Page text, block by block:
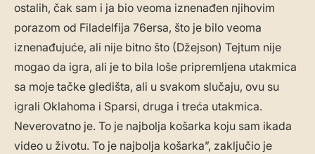
ostalih, čak sam i ja bio veoma iznenađen njihovim
porazom od Filadelfija 76ersa, što je bilo veoma
iznenađujuće, ali nije bitno što (Džejson) Tejtum nije
mogao da igra, ali je to bila loše pripremljena utakmica
sa moje tačke gledišta, ali u svakom slučaju, ovu su
igrali Oklahoma i Sparsi, druga i treća utakmica.
Neverovatno je. To je najbolja košarka koju sam ikada
video u životu. To je najbolja košarka”, zaključio je